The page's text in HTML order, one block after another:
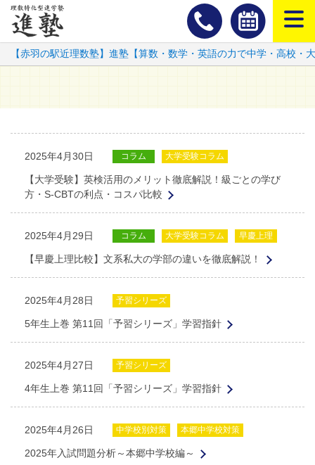
スマート
【赤羽の駅近理数塾】進塾【算数・数学・英語の力で中学・高校・
2025年4月30日 コラム 大学受験コラム
【大学受験】英検活用のメリット徹底解説！級ごとの学び
方・S-CBTの利点・コスパ比較
2025年4月29日 コラム 大学受験コラム 早慶上理
【早慶上理比較】文系私大の学部の違いを徹底解説！
2025年4月28日 予習シリーズ
5年生上巻 第11回「予習シリーズ」学習指針
2025年4月27日 予習シリーズ
4年生上巻 第11回「予習シリーズ」学習指針
2025年4月26日 中学校別対策 本郷中学校対策
2025年入試問題分析～本郷中学校編～